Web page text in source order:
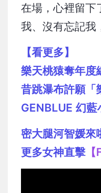
在場，心裡留下
我、沒有忘記我
【看更多】
樂天桃猿奪年度
昔跳瀑布許願「
GENBLUE 幻
密大腿河智媛來
更多女神直擊